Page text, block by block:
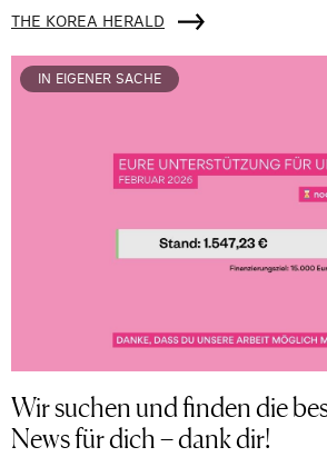
THE KOREA HERALD
IN EIGENER SACHE
Wir suchen und finden die
News für dich – dank dir!